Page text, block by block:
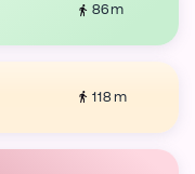
86 m
118 m